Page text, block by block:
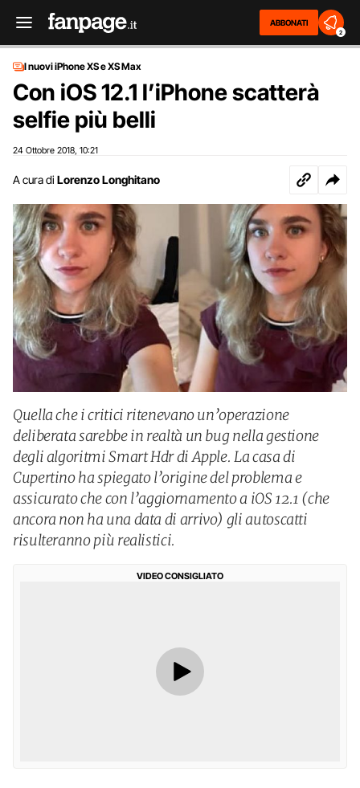
ABBONATI
2
I nuovi iPhone XS e XS Max
Con iOS 12.1 l’iPhone scatterà
selfie più belli
24 Ottobre 2018 10:21
A cura di Lorenzo Longhitano
Quella che i critici ritenevano un’operazione
deliberata sarebbe in realtà un bug nella gestione
degli algoritmi Smart Hdr di Apple. La casa di
Cupertino ha spiegato l’origine del problema e
assicurato che con l’aggiornamento a iOS 12.1 (che
ancora non ha una data di arrivo) gli autoscatti
risulteranno più realistici.
VIDEO CONSIGLIATO